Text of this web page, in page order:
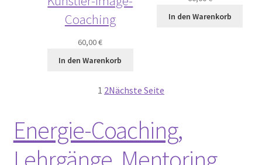
Coaching
60,00€
In den Warenkorb
In den Warenkorb
1 2Nächste Seite
Energie-Coaching,